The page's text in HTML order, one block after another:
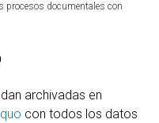
procesos documentales con
archivadas en
con todos los datos